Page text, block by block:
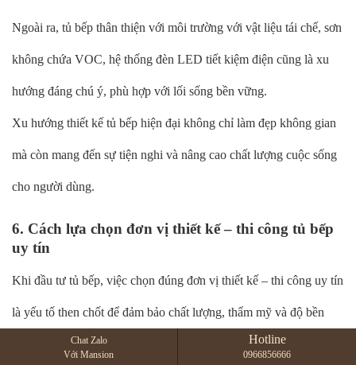
Ngoài ra, tủ bếp thân thiện với môi trường với vật liệu tái chế, sơn
không chứa VOC, hệ thống đèn LED tiết kiệm điện cũng là xu
hướng đáng chú ý, phù hợp với lối sống bền vững.
Xu hướng thiết kế tủ bếp hiện đại không chỉ làm đẹp không gian
mà còn mang đến sự tiện nghi và nâng cao chất lượng cuộc sống
cho người dùng.
6. Cách lựa chọn đơn vị thiết kế – thi công tủ bếp
uy tín
Khi đầu tư tủ bếp, việc chọn đúng đơn vị thiết kế – thi công uy tín
là yếu tố then chốt để đảm bảo chất lượng, thẩm mỹ và độ bền
cho không gian bếp của bạn. Dưới đây là checklist giúp bạn đánh
Chat Zalo
Với Mansion
Hotline
0966856666